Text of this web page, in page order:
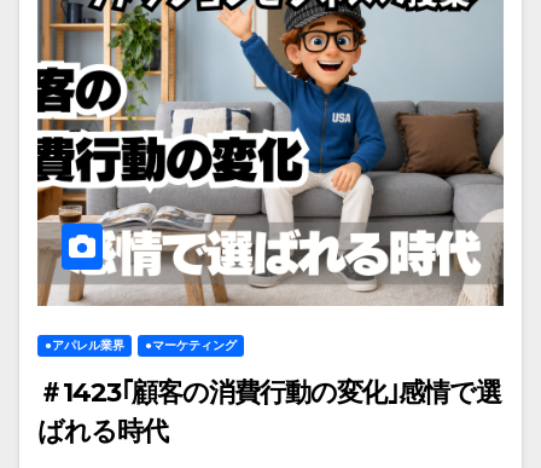
●アパレル業界 ●マーケティング
＃1423｢顧客の消費行動の変化｣感情で選
ばれる時代